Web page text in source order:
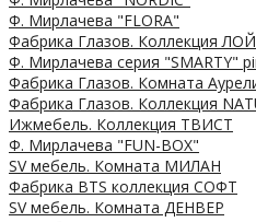
Ф. Мирлачева "FLORA"
Фабрика Глазов. Коллекция
Ф. Мирлачева серия "SMARTY"
Фабрика Глазов. Комната
Фабрика Глазов. Коллекция
Ижмебель. Коллекция ТВИСТ
Ф. Мирлачева "FUN-BOX"
SV мебель. Комната МИЛАН
Фабрика BTS коллекция СОФТ
SV мебель. Комната ДЕНВЕР